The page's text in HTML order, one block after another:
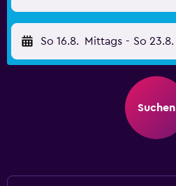
So 16.8. Mittags - So 23.8.
Suchen